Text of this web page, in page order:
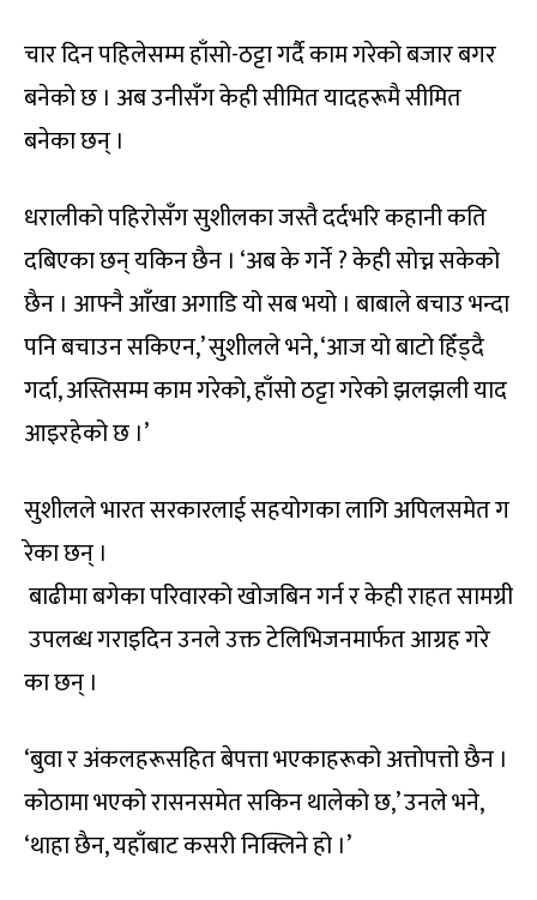
चार दिन पहिलेसम्म हाँसो-ठट्टा गर्दै काम गरेको बजार बगर
बनेको छ । अब उनीसँग केही सीमित यादहरूमै सीमित
बनेका छन् ।
धरालीको पहिरोसँग सुशीलका जस्तै दर्दभरि कहानी कति
दबिएका छन् यकिन छैन । ‘अब के गर्ने ? केही सोच्न सकेको
छैन । आफ्नै आँखा अगाडि यो सब भयो । बाबाले बचाउ भन्दा
पनि बचाउन सकिएन,’ सुशीलले भने, ‘आज यो बाटो हिँड्दै
गर्दा, अस्तिसम्म काम गरेको, हाँसो ठट्टा गरेको झलझली याद
आइरहेको छ ।’
सुशीलले भारत सरकारलाई सहयोगका लागि अपिलसमेत ग
रेका छन् ।
बाढीमा बगेका परिवारको खोजबिन गर्न र केही राहत सामग्री
उपलब्ध गराइदिन उनले उक्त टेलिभिजनमार्फत आग्रह गरे
का छन् ।
‘बुवा र अंकलहरूसहित बेपत्ता भएकाहरूको अत्तोपत्तो छैन ।
कोठामा भएको रासनसमेत सकिन थालेको छ,’ उनले भने,
‘थाहा छैन, यहाँबाट कसरी निक्लिने हो ।’